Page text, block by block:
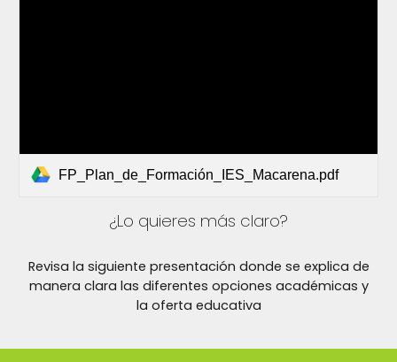
FP_Plan_de_Formación_IES_Macarena.pdf
¿Lo quieres más claro?
Revisa la siguiente presentación donde se explica de
manera clara las diferentes opciones académicas y
la oferta educativa